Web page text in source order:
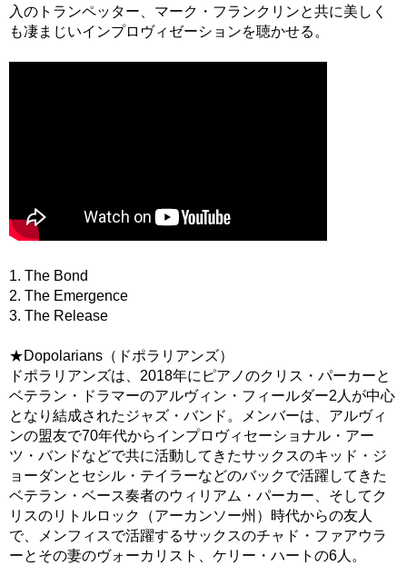
入のトランペッター、マーク・フランクリンと共に美しく
も凄まじいインプロヴィゼーションを聴かせる。
1. The Bond
2. The Emergence
3. The Release
★Dopolarians（ドポラリアンズ）
ドポラリアンズは、2018年にピアノのクリス・パーカーと
ベテラン・ドラマーのアルヴィン・フィールダー2人が中心
となり結成されたジャズ・バンド。メンバーは、アルヴィ
ンの盟友で70年代からインプロヴィセーショナル・アー
ツ・バンドなどで共に活動してきたサックスのキッド・ジ
ョーダンとセシル・テイラーなどのバックで活躍してきた
ベテラン・ベース奏者のウィリアム・パーカー、そしてク
リスのリトルロック（アーカンソー州）時代からの友人
で、メンフィスで活躍するサックスのチャド・ファアウラ
ーとその妻のヴォーカリスト、ケリー・ハートの6人。